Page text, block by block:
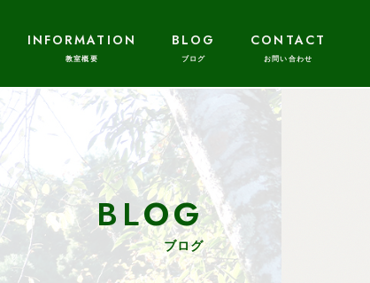
INFORMATION BLOG CONTACT
BLOG
ブログ